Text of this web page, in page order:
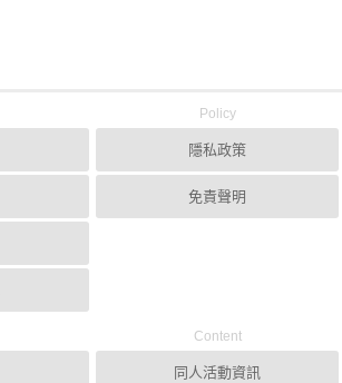
Policy
隱私政策
免責聲明
Content
同人活動資訊